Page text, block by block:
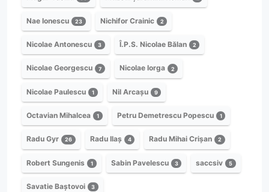
Nae Ionescu 23 Nichifor Crainic 2
Nicolae Antonescu 3 Î.P.S. Nicolae Bălan 2
Nicolae Georgescu 7 Nicolae Iorga 2
Nicolae Paulescu 1 Nil Arcașu 9
Octavian Mihalcea 1 Petru Demetrescu Popescu 1
Radu Gyr 26 Radu Ilaș 4 Radu Mihai Crișan 2
Robert Sungenis 1 Sabin Pavelescu 3 saccsiv 5
Savatie Baștovoi 3